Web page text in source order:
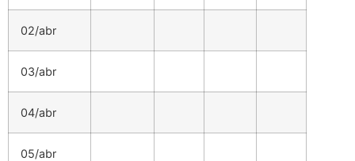
02/abr
03/abr
04/abr
05/abr